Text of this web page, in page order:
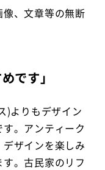
、文章等の無断
です」
)よりもデザイン
。アンティーク
ザインを楽しみ
。古民家のリフ